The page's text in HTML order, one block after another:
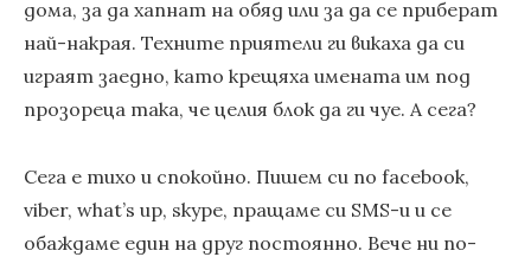
дома, за да хапнат на обяд или за да се приберат
най-накрая. Техните приятели ги викаха да си
играят заедно, като крещяха имената им под
прозореца така, че целия блок да ги чуе. А сега?
Сега е тихо и спокойно. Пишем си по facebook,
viber, what’s up, skype, пращаме си SMS-и и се
обаждаме един на друг постоянно. Вече ни по-